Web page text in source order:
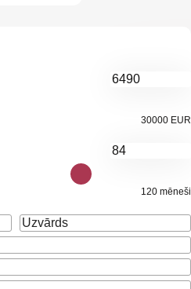
30000 EUR
120 mēneši